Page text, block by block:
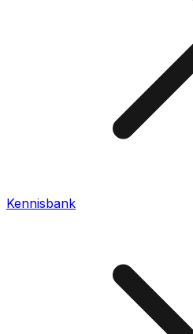
Kennisbank